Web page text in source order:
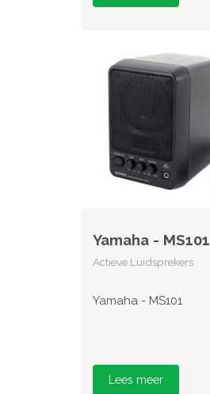
Yamaha - MS101
Actieve Luidsprekers
Yamaha - MS101
Lees meer